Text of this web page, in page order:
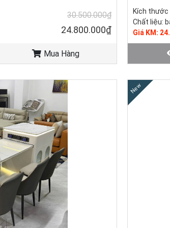
30.500.000₫
24.800.000₫
Mua Hàng
Kích thước
Chất liệu:
Giá KM:
Tình
New